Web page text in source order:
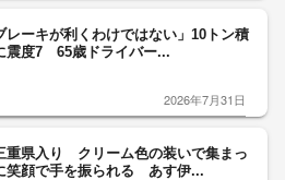
レーキが利くわけではない」10トン積
震度7 65歳ドライバー...
2026年7月31日
重県入り クリーム色の装いで集まっ
笑顔で手を振られる あす伊...